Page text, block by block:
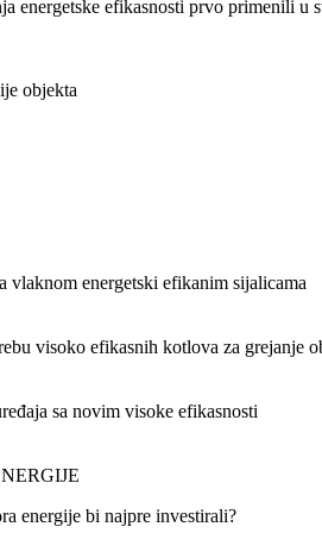
energetske efikasnosti prvo primenili u
objekta
vlaknom energetski efikanim sijalicama
visoko efikasnih kotlova za grejanje
sa novim visoke efikasnosti
energije bi najpre investirali?